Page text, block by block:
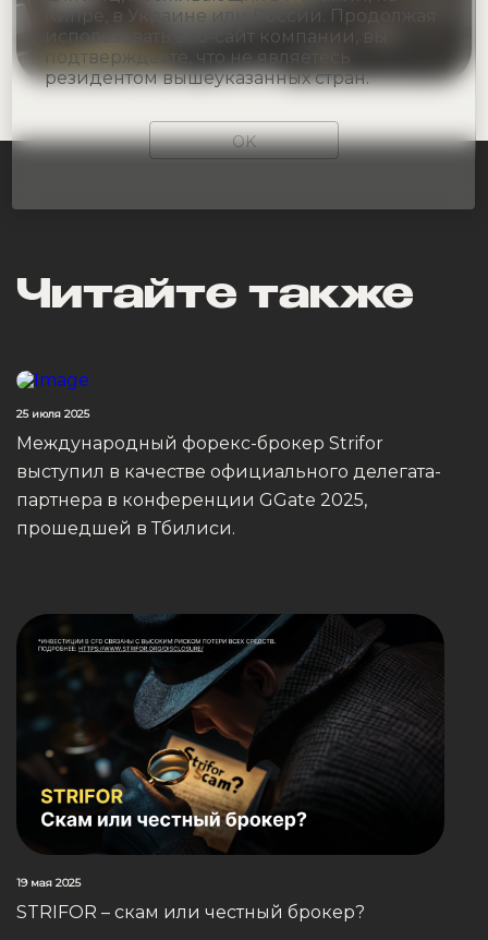
Читайте также
25 июля 2025
Международный форекс-брокер Strifor
выступил в качестве официального делегата-
партнера в конференции GGate 2025,
прошедшей в Тбилиси.
19 мая 2025
STRIFOR – скам или честный брокер?
Кипре, в Украине или России. Продолжая
использовать веб-сайт компании, вы
подтверждаете, что не являетесь
резидентом вышеуказанных стран.
OK